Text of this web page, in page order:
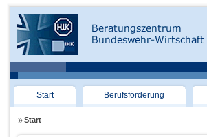
Start Berufsförderung
Start